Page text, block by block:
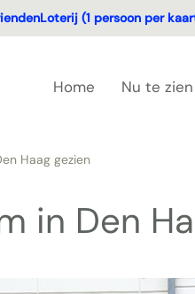
(1 persoon per
Home Nu te zien
Haag gezien
in Den